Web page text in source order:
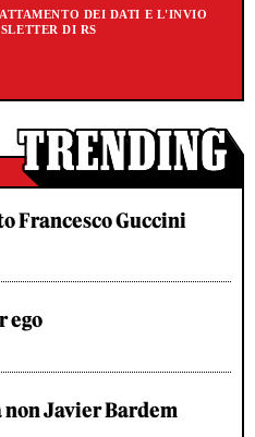
DEI DATI E L'INVIO
DI RS
Francesco Guccini
ego
Javier Bardem